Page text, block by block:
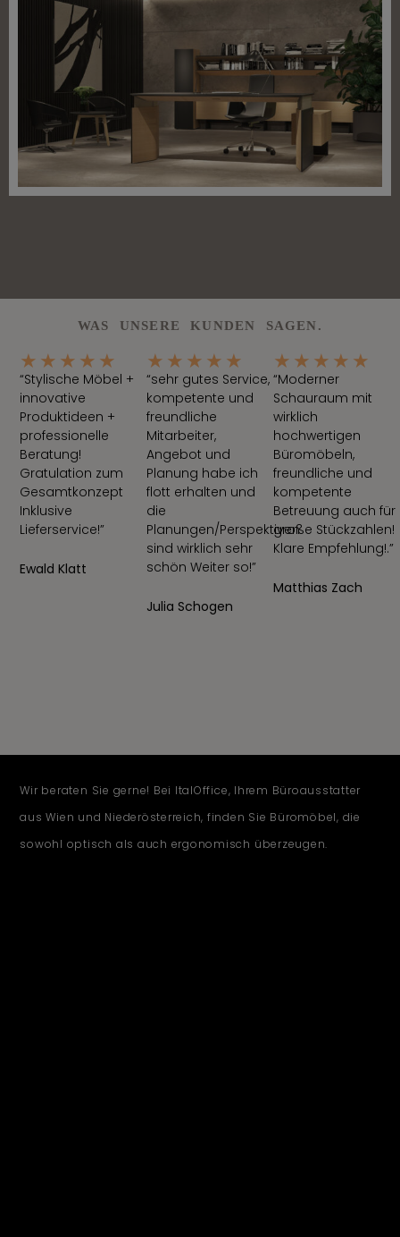
WAS UNSERE KUNDEN SAGEN.
★ ★ ★ ★ ★
“Stylische Möbel +
innovative
Produktideen +
professionelle
Beratung!
Gratulation zum
Gesamtkonzept
Inklusive
Lieferservice!”
Ewald Klatt
★ ★ ★ ★ ★
“sehr gutes Service,
kompetente und
freundliche
Mitarbeiter,
Angebot und
Planung habe ich
flott erhalten und
die
Planungen/Perspektiven
sind wirklich sehr
schön Weiter so!”
Julia Schogen
★ ★ ★ ★ ★
“Moderner
Schauraum mit
wirklich
hochwertigen
Büromöbeln,
freundliche und
kompetente
Betreuung auch für
große Stückzahlen!
Klare Empfehlung!.”
Matthias Zach
Wir beraten Sie gerne! Bei ItalOffice, Ihrem Büroausstatter
aus Wien und Niederösterreich, finden Sie Büromöbel, die
sowohl optisch als auch ergonomisch überzeugen.